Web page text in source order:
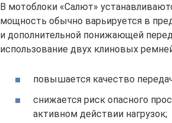
В мотоблоки «Салют»
мощность обычно варьируется в
и дополнительной понижающей
использование двух клиновых
повышается качество
снижается риск опасного
активном действии нагрузок;